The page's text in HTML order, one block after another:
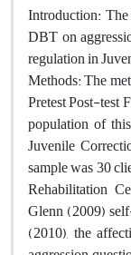
Introduction:
DBT on
regulation in
Methods: The
Pretest Post-test
population of
Juvenile
sample was 30
Rehabilitation
Glenn (2009)
(2010), the